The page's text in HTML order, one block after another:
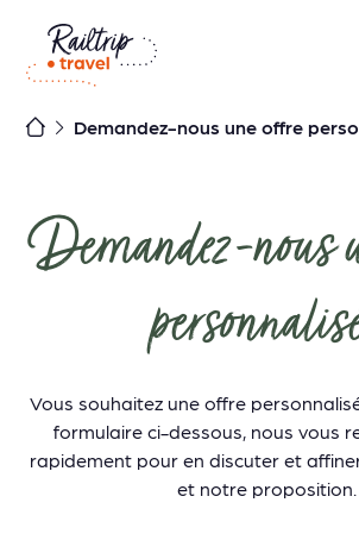
content
Demandez-nous une offre
Demandez-nous
Vous souhaitez une offre
formulaire ci-dessous, nous vous
rapidement pour en discuter et
et notre proposition.